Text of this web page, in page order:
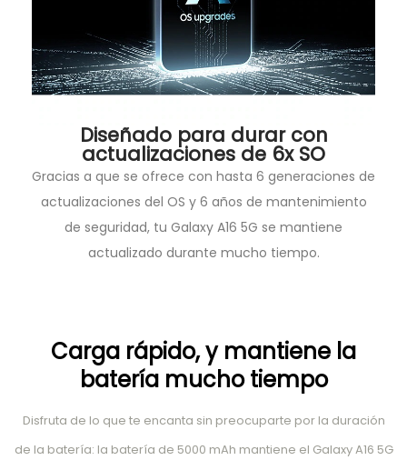
Diseñado para durar con
actualizaciones de 6x SO
Gracias a que se ofrece con hasta 6 generaciones de
actualizaciones del OS y 6 años de mantenimiento
de seguridad, tu Galaxy A16 5G se mantiene
actualizado durante mucho tiempo.
Carga rápido, y mantiene la
batería mucho tiempo
Disfruta de lo que te encanta sin preocuparte por la duración
de la batería: la batería de 5000 mAh mantiene el Galaxy A16 5G